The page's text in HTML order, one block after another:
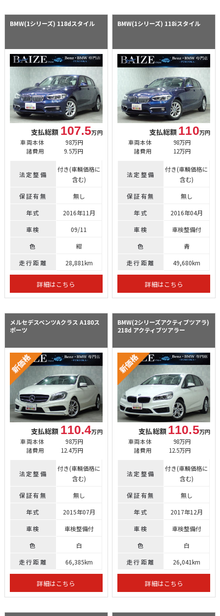
BMW(1シリーズ) 118dスタイル
支払総額 107.5万円
車両本体
98万円
諸費用
9.5万円
法定整備
付き(車輌価格に
含む)
保証有無
無し
年式
2016年11月
車検
09/11
色
紺
走行距離
28,881km
詳細はこちら
BMW(1シリーズ) 118iスタイル
支払総額 110万円
車両本体
98万円
諸費用
12万円
法定整備
付き(車輌価格に
含む)
保証有無
無し
年式
2016年04月
車検
車検整備付
色
青
走行距離
49,680km
詳細はこちら
メルセデスベンツAクラス A180ス
ポーツ
支払総額 110.4万円
車両本体
98万円
諸費用
12.4万円
法定整備
付き(車輌価格に
含む)
保証有無
無し
年式
2015年07月
車検
車検整備付
色
白
走行距離
66,385km
詳細はこちら
BMW(2シリーズアクティブツアラ)
218d アクティブツアラー
支払総額 110.5万円
車両本体
98万円
諸費用
12.5万円
法定整備
付き(車輌価格に
含む)
保証有無
無し
年式
2017年12月
車検
車検整備付
色
白
走行距離
26,041km
詳細はこちら